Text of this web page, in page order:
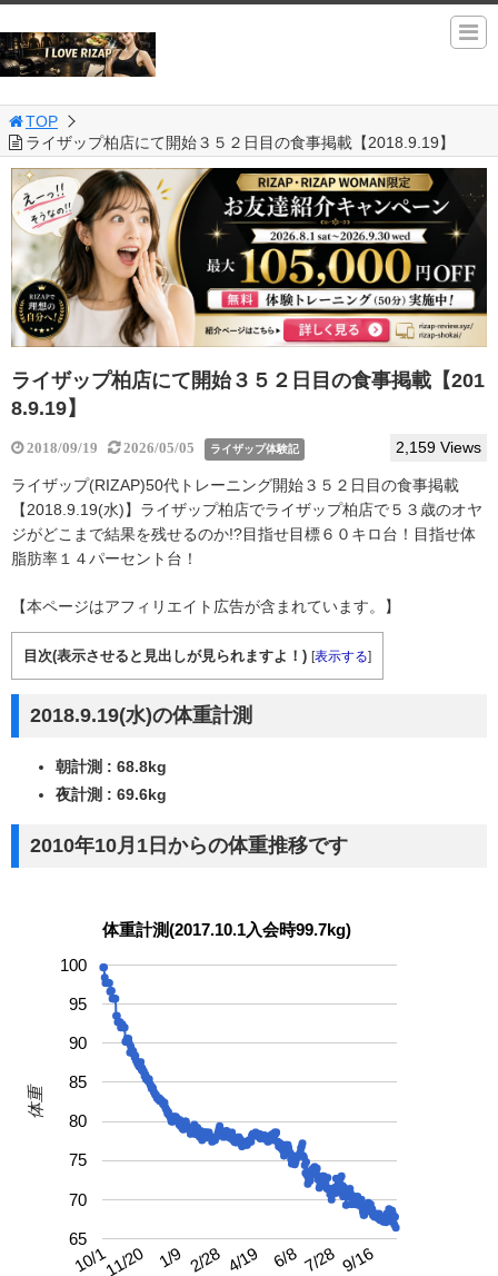
TOP
ライザップ柏店にて開始３５２日目の食事掲載【2018.9.19】
ライザップ柏店にて開始３５２日目の食事掲載【201
8.9.19】
2018/09/19 2026/05/05 ライザップ体験記 2,159 Views
ライザップ(RIZAP)50代トレーニング開始３５２日目の食事掲載
【2018.9.19(水)】ライザップ柏店でライザップ柏店で５３歳のオヤ
ジがどこまで結果を残せるのか!?目指せ目標６０キロ台！目指せ体
脂肪率１４パーセント台！
【本ページはアフィリエイト広告が含まれています。】
目次(表示させると見出しが見られますよ！) [表示する]
2018.9.19(水)の体重計測
朝計測 : 68.8kg
夜計測 : 69.6kg
2010年10月1日からの体重推移です
体重計測(2017.10.1入会時99.7kg)
10/111/20 1/9 2/28 4/19 6/8 7/28 9/16
65
70
75
80
85
90
95
100
体重